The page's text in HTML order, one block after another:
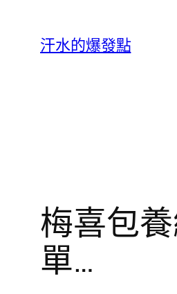
汗水的爆發點
梅喜包
單…